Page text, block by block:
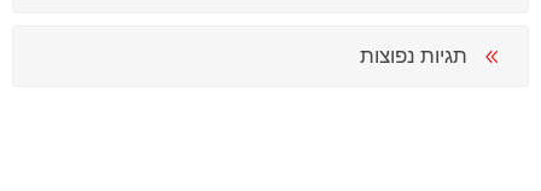
תגיות נפוצות